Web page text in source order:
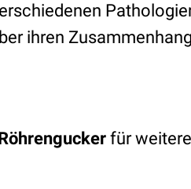
ihren
für